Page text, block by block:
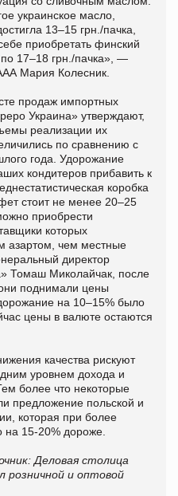
украинское масло,
13–15 грн./пачка,
приобретать финский
по 17–18 грн./пачка», —
Мария Колесник.
продаж импортных
Украина» утверждают,
реализации их
по сравнению с
года. Удорожание
кондитеров прибавить к
коробка
стоит не менее 20–25
приобрести
которых
азартом, чем местные
директор
Томаш Миколайчак, после
поднимали цены
на 10–15% было
цены в валюте остаются
качества рискуют
уровнем дохода и
более что некоторые
предложение польской и
которая при более
на 15-20% дороже.
Деловая столица
розничной и оптовой